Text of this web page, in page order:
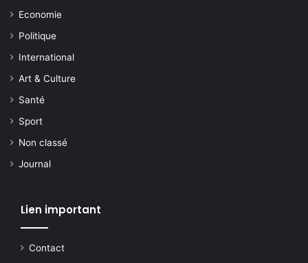
Economie
Politique
International
Art & Culture
Santé
Sport
Non classé
Journal
Lien important
Contact